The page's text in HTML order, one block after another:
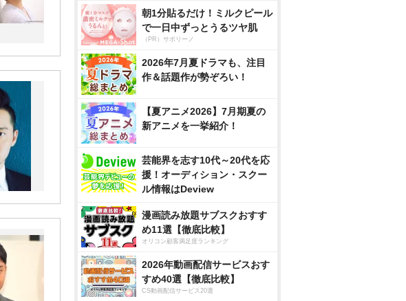
朝1分貼るだけ！ミルクピール
で一日中ずっとうるツヤ肌
（PR）サボリーノ
2026年7月夏ドラマも、注目
作＆話題作が勢ぞろい！
【夏アニメ2026】7月期夏の
新アニメを一挙紹介！
芸能界を志す10代～20代を応
援！オーディション・スクー
ル情報はDeview
漫画読み放題サブスクおすす
め11選【徹底比較】
オリコン顧客満足度ランキング
2026年動画配信サービスおす
すめ40選【徹底比較】
CS動画配信サービス20選